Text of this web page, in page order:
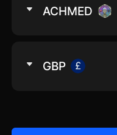
ACHMED
GBP